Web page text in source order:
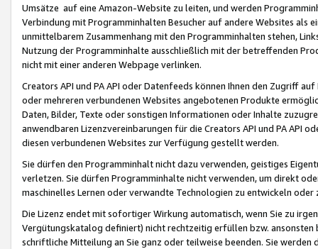
Umsätze auf eine Amazon-Website zu leiten, und werden
Verbindung mit Programminhalten Besucher auf andere Websites als
unmittelbarem Zusammenhang mit den Programminhalten stehen,
Nutzung der Programminhalte ausschließlich mit der betreffenden
nicht mit einer anderen Webpage verlinken.
Creators API und PA API oder Datenfeeds können Ihnen den Zugriff
oder mehreren verbundenen Websites angebotenen Produkte
Daten, Bilder, Texte oder sonstigen Informationen oder Inhalte
anwendbaren Lizenzvereinbarungen für die Creators API und PA API
diesen verbundenen Websites zur Verfügung gestellt werden.
Sie dürfen den Programminhalt nicht dazu verwenden, geistiges
verletzen. Sie dürfen Programminhalte nicht verwenden, um direkt
maschinelles Lernen oder verwandte Technologien zu entwickeln
Die Lizenz endet mit sofortiger Wirkung automatisch, wenn Sie zu
Vergütungskatalog definiert) nicht rechtzeitig erfüllen bzw. ansonsten
schriftliche Mitteilung an Sie ganz oder teilweise beenden. Sie werden